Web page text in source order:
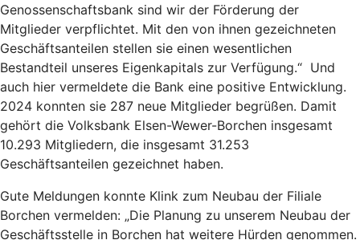
Genossenschaftsbank sind wir der Förderung der
Mitglieder verpflichtet. Mit den von ihnen gezeichneten
Geschäftsanteilen stellen sie einen wesentlichen
Bestandteil unseres Eigenkapitals zur Verfügung.“ Und
auch hier vermeldete die Bank eine positive Entwicklung.
2024 konnten sie 287 neue Mitglieder begrüßen. Damit
gehört die Volksbank Elsen-Wewer-Borchen insgesamt
10.293 Mitgliedern, die insgesamt 31.253
Geschäftsanteilen gezeichnet haben.
Gute Meldungen konnte Klink zum Neubau der Filiale
Borchen vermelden: „Die Planung zu unserem Neubau der
Geschäftsstelle in Borchen hat weitere Hürden genommen.